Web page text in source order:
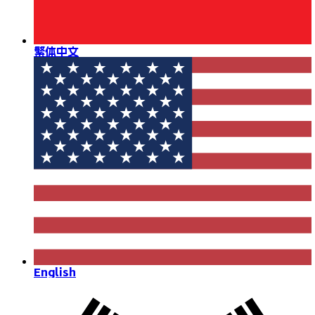
繁体中文
English